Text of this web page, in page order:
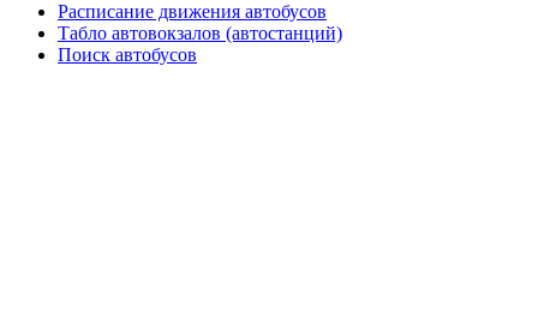
Расписание движения автобусов
Табло автовокзалов (автостанций)
Поиск автобусов